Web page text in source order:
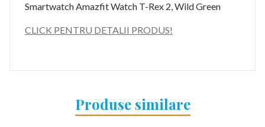
Smartwatch Amazfit Watch T-Rex 2, Wild Green
CLICK PENTRU DETALII PRODUS!
Produse similare